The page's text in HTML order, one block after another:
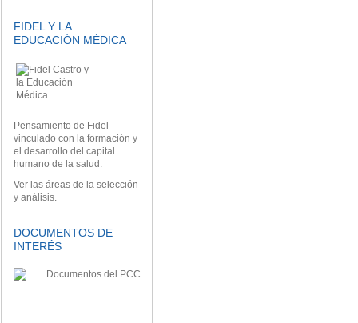
FIDEL Y LA
EDUCACIÓN MÉDICA
Pensamiento de Fidel
vinculado con la formación y
el desarrollo del capital
humano de la salud.
Ver las áreas de la selección
y análisis.
DOCUMENTOS DE
INTERÉS